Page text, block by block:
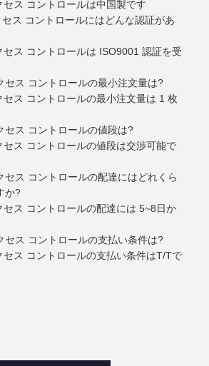
ス コントロールは中国製です
ス コントロールにはどんな認証があ
セス コントロールは ISO9001 認証を受
セス コントロールの最小注文量は?
セス コントロールの最小注文量は 1 枚
セス コントロールの値段は?
セス コントロールの値段は交渉可能で
セス コントロールの配達にはどれくら
か?
セス コントロールの配達には 5~8日か
セス コントロールの支払い条件は?
セス コントロールの支払い条件はT/Tで